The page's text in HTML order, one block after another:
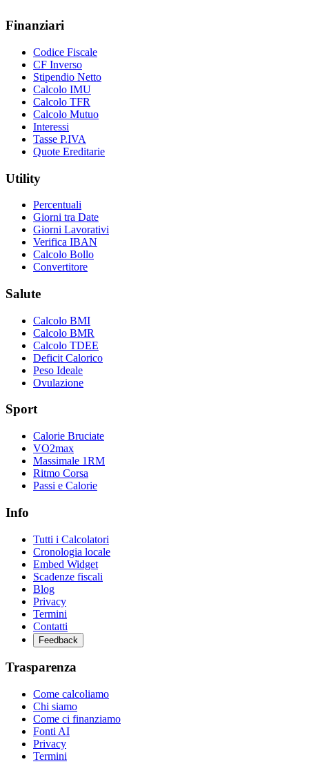
Finanziari
Codice Fiscale
CF Inverso
Stipendio Netto
Calcolo IMU
Calcolo TFR
Calcolo Mutuo
Interessi
Tasse P.IVA
Quote Ereditarie
Utility
Percentuali
Giorni tra Date
Giorni Lavorativi
Verifica IBAN
Calcolo Bollo
Convertitore
Salute
Calcolo BMI
Calcolo BMR
Calcolo TDEE
Deficit Calorico
Peso Ideale
Ovulazione
Sport
Calorie Bruciate
VO2max
Massimale 1RM
Ritmo Corsa
Passi e Calorie
Info
Tutti i Calcolatori
Cronologia locale
Embed Widget
Scadenze fiscali
Blog
Privacy
Termini
Contatti
Feedback
Trasparenza
Come calcoliamo
Chi siamo
Come ci finanziamo
Fonti AI
Privacy
Termini